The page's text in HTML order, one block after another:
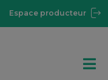
Espace producteur